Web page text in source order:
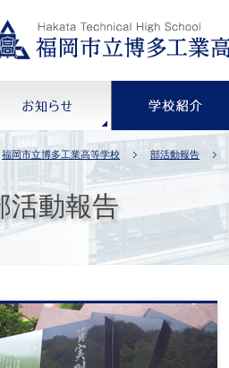
福岡市立博多工業高等学校 部活動報告
活動報告